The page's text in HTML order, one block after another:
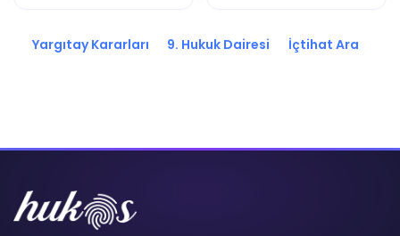
Yargıtay Kararları 9. Hukuk Dairesi İçtihat Ara